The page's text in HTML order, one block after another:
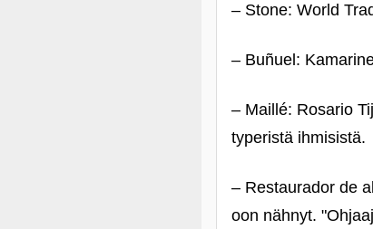
– Stone: World
– Buñuel:
– Maillé: Rosario
typeristä ihmisistä.
– Restaurador de
oon nähnyt.